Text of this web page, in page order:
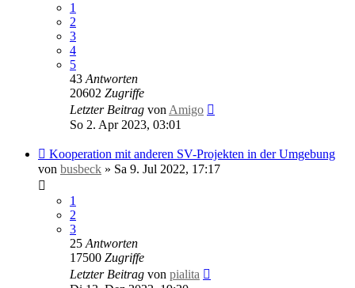
1
2
3
4
5
43 Antworten
20602 Zugriffe
Letzter Beitrag von Amigo
So 2. Apr 2023, 03:01
Kooperation mit anderen SV-Projekten in der Umgebung
von busbeck » Sa 9. Jul 2022, 17:17
1
2
3
25 Antworten
17500 Zugriffe
Letzter Beitrag von pialita